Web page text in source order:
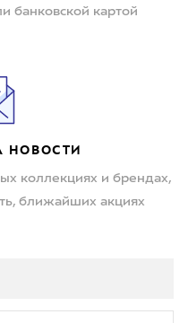
банковской картой
НОВОСТИ
коллекциях и брендах,
ближайших акциях